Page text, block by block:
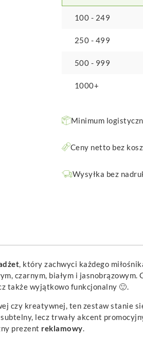
100 - 249
250 - 499
500 - 999
1000+
Minimum
Ceny netto bez
Wysyłka bez
, który zachwyci każdego
czarnym, białym i jasnobrązowym.
także wyjątkowo funkcjonalny 🙂.
czy kreatywnej, ten zestaw stanie
lecz trwały akcent
prezent reklamowy.